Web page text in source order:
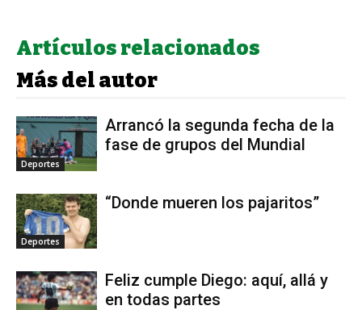
Artículos relacionados
Más del autor
Deportes
Arrancó la segunda fecha de la
fase de grupos del Mundial
Deportes
“Donde mueren los pajaritos”
Feliz cumple Diego: aquí, allá y
en todas partes